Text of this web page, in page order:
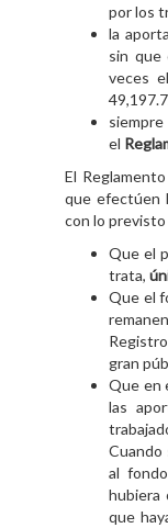
por los
la
sin que
veces
el
El
que efectúen
con lo
Que el
trata,
Que el
gran
Que en
las
Cuando
al
hubiera
que